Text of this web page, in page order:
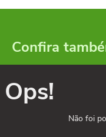
Confira
Ops!
Não foi